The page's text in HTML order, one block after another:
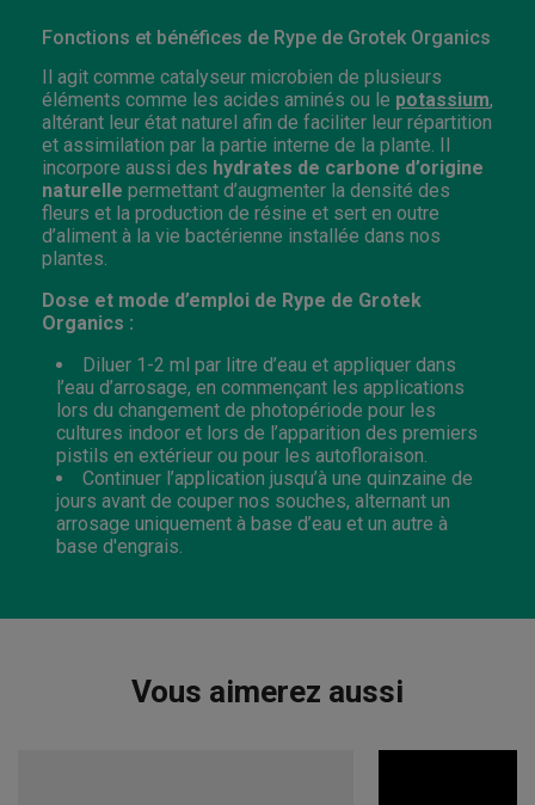
Fonctions et bénéfices de Rype de Grotek Organics
Il agit comme catalyseur microbien de plusieurs
éléments comme les acides aminés ou le potassium,
altérant leur état naturel afin de faciliter leur répartition
et assimilation par la partie interne de la plante. Il
incorpore aussi des hydrates de carbone d’origine
naturelle permettant d’augmenter la densité des
fleurs et la production de résine et sert en outre
d’aliment à la vie bactérienne installée dans nos
plantes.
Dose et mode d’emploi de Rype de Grotek
Organics :
Diluer 1-2 ml par litre d’eau et appliquer dans
l’eau d’arrosage, en commençant les applications
lors du changement de photopériode pour les
cultures indoor et lors de l’apparition des premiers
pistils en extérieur ou pour les autofloraison.
Continuer l’application jusqu’à une quinzaine de
jours avant de couper nos souches, alternant un
arrosage uniquement à base d’eau et un autre à
base d'engrais.
Vous aimerez aussi